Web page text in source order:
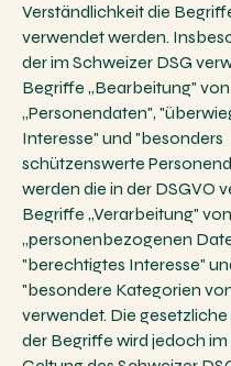
Verständlichkeit die
verwendet werden.
der im Schweizer DSG
Begriffe „Bearbeitung" von
„Personendaten",
Interesse" und "besonders
schützenswerte
werden die in der DSGVO
Begriffe „Verarbeitung" von
„personenbezogenen
"berechtigtes Interesse"
"besondere Kategorien
verwendet. Die
der Begriffe wird jedoch